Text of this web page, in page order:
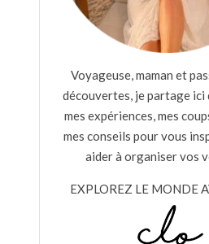
Voyageuse, maman et
découvertes, je partage ici
mes expériences, mes
mes conseils pour vous
aider à organiser vos
EXPLOREZ LE MONDE